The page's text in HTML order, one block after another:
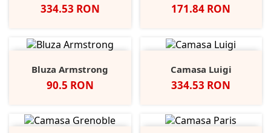
Pret
334.53 RON Pret
171.84 RON
Bluza Armstrong
Pret
90.5 RON
Camasa Luigi
Pret
334.53 RON